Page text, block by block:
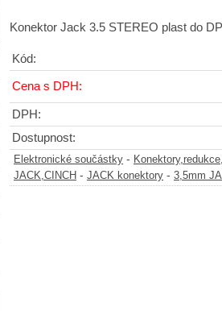
Konektor Jack 3.5 STEREO plast do
Kód:
Cena s DPH:
DPH:
Dostupnost:
Elektronické součástky -
JACK,CINCH - JACK konektory - 3,5mm